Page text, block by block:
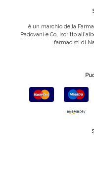
è un marchio della
Padovani e Co, iscritto
farmacisti di